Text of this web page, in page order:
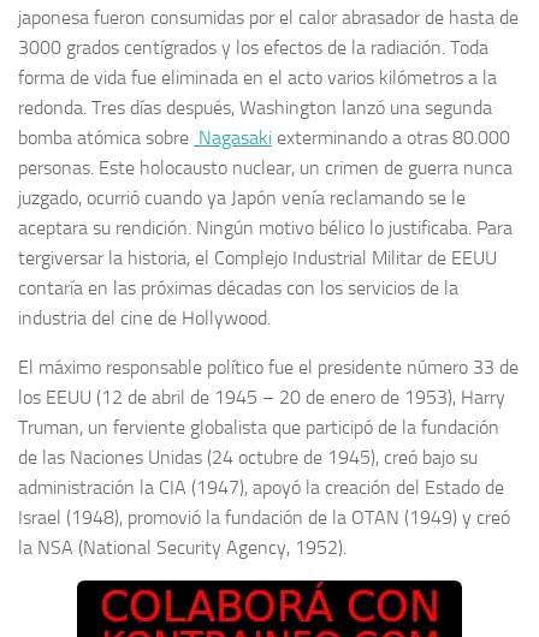
japonesa fueron consumidas por el calor abrasador de hasta de
3000 grados centígrados y los efectos de la radiación. Toda
forma de vida fue eliminada en el acto varios kilómetros a la
redonda. Tres días después, Washington lanzó una segunda
bomba atómica sobre Nagasaki exterminando a otras 80.000
personas. Este holocausto nuclear, un crimen de guerra nunca
juzgado, ocurrió cuando ya Japón venía reclamando se le
aceptara su rendición. Ningún motivo bélico lo justificaba. Para
tergiversar la historia, el Complejo Industrial Militar de EEUU
contaría en las próximas décadas con los servicios de la
industria del cine de Hollywood.
El máximo responsable político fue el presidente número 33 de
los EEUU (12 de abril de 1945 – 20 de enero de 1953), Harry
Truman, un ferviente globalista que participó de la fundación
de las Naciones Unidas (24 octubre de 1945), creó bajo su
administración la CIA (1947), apoyó la creación del Estado de
Israel (1948), promovió la fundación de la OTAN (1949) y creó
la NSA (National Security Agency, 1952).